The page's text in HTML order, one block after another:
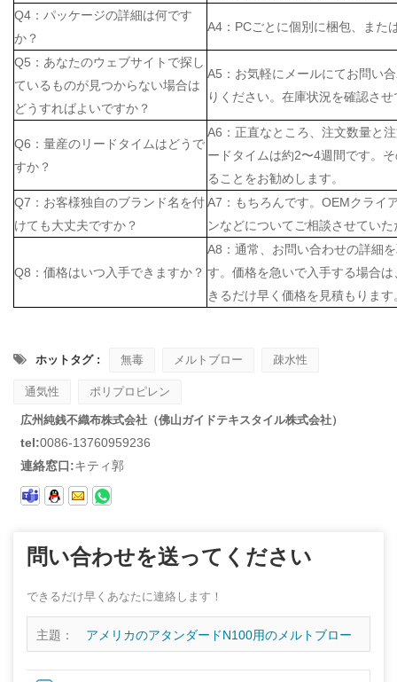
Q4：パッケージの詳細は何です
か？
A4：PCごとに個別に梱包、また
Q5：あなたのウェブサイトで探し
ているものが見つからない場合は
どうすればよいですか？
A5：お気軽にメールにてお問い
りください。在庫状況を確認さ
Q6：量産のリードタイムはどうで
すか？
A6：正直なところ、注文数量と
ードタイムは約2〜4週間です。
ることをお勧めします。
Q7：お客様独自のブランド名を付
けても大丈夫ですか？
A7：もちろんです。OEMクライ
ンなどについてご相談させてい
Q8：価格はいつ入手できますか？
A8：通常、お問い合わせの詳細
す。価格を急いで入手する場合
きるだけ早く価格を見積もります
ホットタグ : 無毒 メルトブロー 疎水性
通気性 ポリプロピレン
広州純銭不織布株式会社（佛山ガイドテキスタイル株式会社）
tel:0086-13760959236
連絡窓口:キティ郭
問い合わせを送ってください
できるだけ早くあなたに連絡します！
主題： アメリカのアタンダードN100用のメルトブロー
生地